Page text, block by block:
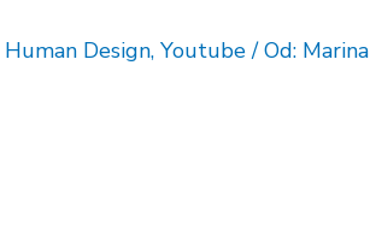
Human Design, Youtube/ Od: Marina